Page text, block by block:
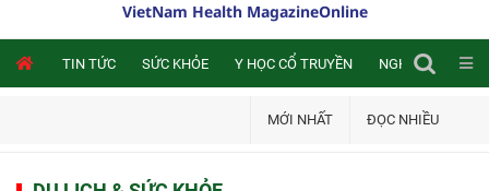
VietNam Health MagazineOnline
TIN TỨC SỨC KHỎE Y HỌC CỔ TRUYỀN NGHIÊN CỨU
MỚI NHẤT ĐỌC NHIỀU